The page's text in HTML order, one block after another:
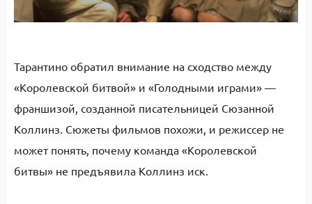
Тарантино обратил внимание на сходство между
«Королевской битвой» и «Голодными играми» —
франшизой, созданной писательницей Сюзанной
Коллинз. Сюжеты фильмов похожи, и режиссер не
может понять, почему команда «Королевской
битвы» не предъявила Коллинз иск.